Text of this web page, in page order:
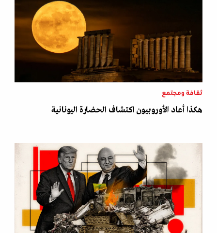
ثقافة ومجتمع
هكذا أعاد الأوروبيون اكتشاف الحضارة اليونانية